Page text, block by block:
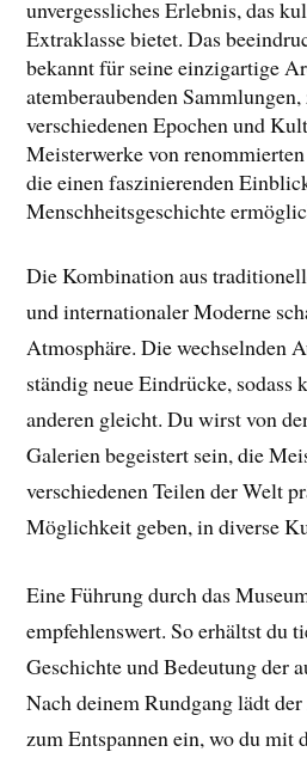
unvergessliches Erlebnis, das
Extraklasse bietet. Das
bekannt für seine einzigartige
atemberaubenden
verschiedenen Epochen und
Meisterwerke von
die einen faszinierenden
Menschheitsgeschichte
Die Kombination aus
und internationaler Moderne
Atmosphäre. Die wechselnden
ständig neue Eindrücke, sodass
anderen gleicht. Du wirst von
Galerien begeistert sein, die
verschiedenen Teilen der Welt
Möglichkeit geben, in diverse
Eine Führung durch das
empfehlenswert. So erhältst du
Geschichte und Bedeutung der
Nach deinem Rundgang lädt
zum Entspannen ein, wo du mit